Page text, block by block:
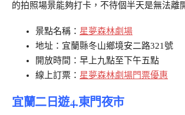
的拍照場景能夠打卡，不待個半天是無法離
景點名稱： 星夢森林劇場
地址：宜蘭縣冬山鄉境安二路321號
開放時間：早上九點至下午五點
線上訂票： 星夢森林劇場門票優惠
宜蘭二日遊4.東門夜市